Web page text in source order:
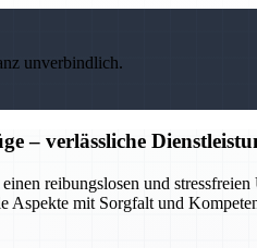
unverbindlich.
– verlässliche
reibungslosen und
mit Sorgfalt und